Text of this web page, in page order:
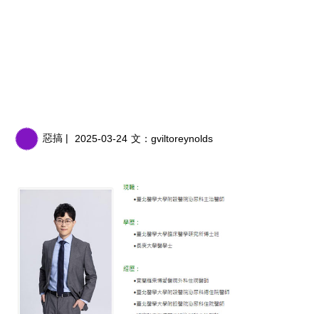
惡搞 | 2025-03-24 文： gviltoreynolds